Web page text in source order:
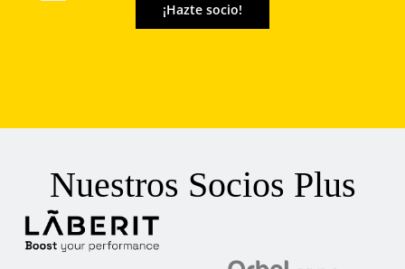
¡Hazte socio!
Nuestros Socios Plus